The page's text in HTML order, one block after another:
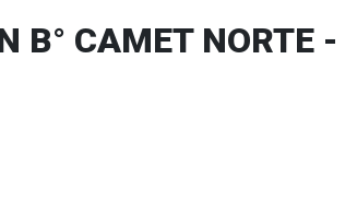
B° CAMET NORTE -